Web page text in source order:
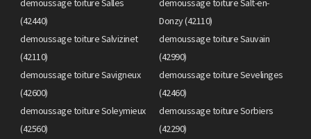
demoussage toiture Salles
(42440)
demoussage toiture Salt-en-
Donzy (42110)
demoussage toiture Salvizinet
(42110)
demoussage toiture Sauvain
(42990)
demoussage toiture Savigneux
(42600)
demoussage toiture Sevelinges
(42460)
demoussage toiture Soleymieux
(42560)
demoussage toiture Sorbiers
(42290)